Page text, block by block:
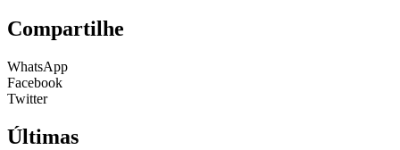
Compartilhe
WhatsApp
Facebook
Twitter
Últimas